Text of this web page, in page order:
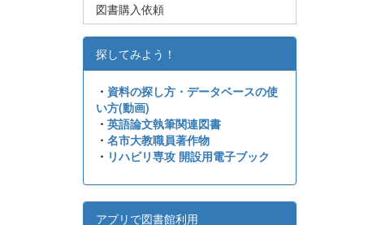
図書購入依頼
探してみよう！
・ 資料の探し方・データベースの使
い方(動画)
・ 英語論文執筆関連図書
・ 名市大教職員著作物
・ リハビリ専攻 開設用電子ブック
アプリで図書館利用